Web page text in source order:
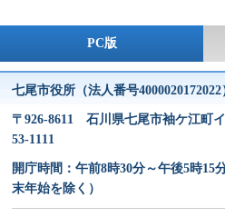
PC版
七尾市役所（法人番号
〒926-8611 石川県七尾市袖ケ江町
53-1111
開庁時間：午前8時30分～午後5時15
末年始を除く）